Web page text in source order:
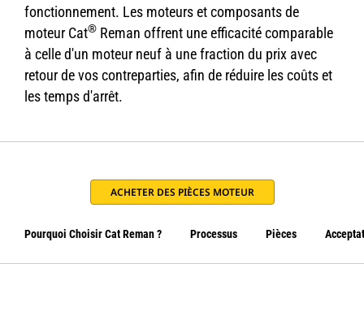
fonctionnement. Les moteurs et composants de
moteur Cat® Reman offrent une efficacité comparable
à celle d'un moteur neuf à une fraction du prix avec
retour de vos contreparties, afin de réduire les coûts et
les temps d'arrêt.
ACHETER DES PIÈCES MOTEUR
Pourquoi Choisir Cat Reman ? Processus Pièces